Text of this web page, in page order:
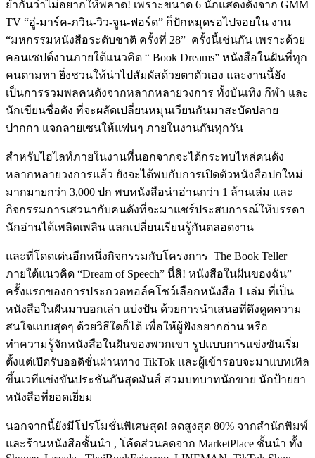
ย้ำกันว่าไม่อยากให้พลาด! เพราะขนาด 6 นักแสดงดังจาก GMM
TV “อู๋-มาร์ค-ภวิน-วิว-จูน-ฟอร์ด” ก็ปักหมุดรอไปจอยใน งาน
“มหกรรมหนังสือระดับชาติ ครั้งที่ 28” ครั้งนี้เช่นกัน เพราะด้วย
คอนเซปต์งานภายใต้แนวคิด “ Book Dreams” หนังสือในฝันที่ทุก
คนตามหา ยิ่งชวนให้น่าไปสัมผัสด้วยตาตัวเอง และงานนี้ยัง
เป็นการรวมพลคนดังจากหลากหลายวงการ ทั้งบันเทิง กีฬา และ
นักเขียนชื่อดัง ที่จะผลัดเปลี่ยนหมุนเวียนกันมาสะบัดปลาย
ปากกา แจกลายเซนให้แฟนๆ ภายในงานกันทุกวัน
สำหรับไฮไลท์ภายในงานที่นอกจากจะได้กระทบไหล่คนดัง
หลากหลายวงการแล้ว ยังจะได้พบกับการเปิดตัวหนังสือปกใหม่
มากมายกว่า 3,000 ปก พบหนังสือน่าอ่านกว่า 1 ล้านเล่ม และ
กิจกรรมการเสวนากับคนดังที่จะมาแชร์ประสบการณ์ให้บรรดา
นักอ่านได้เพลิดเพลิน แลกเปลี่ยนเรียนรู้กันตลอดงาน
และที่โดดเด่นอีกหนึ่งกิจกรรมกับโครงการ The Book Teller
ภายใต้แนวคิด “Dream of Speech” นี่สิ! หนังสือในฝันของฉัน”
ครั้งแรกของการประกวดทอล์คโชว์เลือกหนังสือ 1 เล่ม ที่เป็น
หนังสือในฝันมาบอกเล่า แบ่งปัน ด้วยการนำเสนอที่ดึงดูดความ
สนใจแบบสุดๆ ด้วยวิธีใดก็ได้ เพื่อให้ผู้ฟังอยากอ่าน หรือ
ทำความรู้จักหนังสือในฝันของพวกเขา รูปแบบการแข่งขันเริ่ม
ตั้งแต่เปิดรับออดิชั่นผ่านทาง TikTok และผู้เข้ารอบจะมาแบทเทิล
ขึ้นเวทีแข่งขันประชันกันสุดมันส์ สวมบทบาทนักขาย นักป้ายยา
หนังสือที่ยอดเยี่ยม
นอกจากนี้ยังมีโปรโมชั่นพิเศษสุด! ลดสูงสุด 80% จากสำนักพิมพ์
และร้านหนังสือชั้นนำ , โค้ดส่วนลดจาก MarketPlace ชั้นนำ ทั้ง